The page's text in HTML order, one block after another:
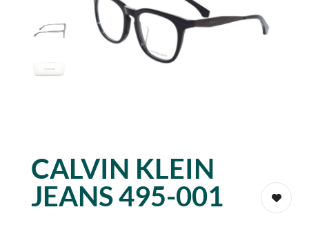
CALVIN KLEIN
JEANS 495-001